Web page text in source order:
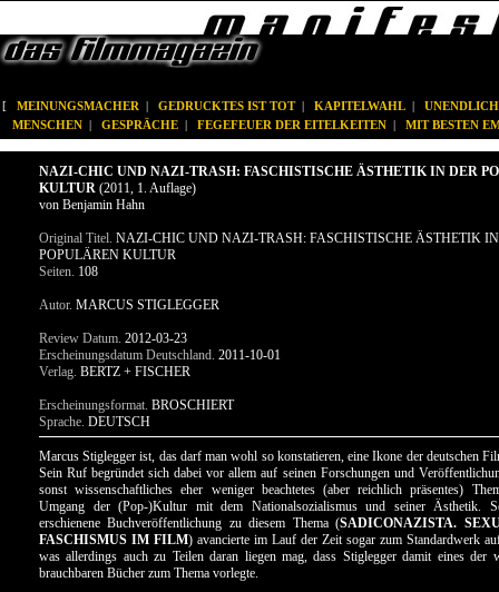
[ MEINUNGSMACHER | GEDRUCKTES IST TOT| KAPITELWAHL |
MENSCHEN | GESPRÄCHE | FEGEFEUER DER EITELKEITEN | MIT BESTEN
NAZI-CHIC UND NAZI-TRASH: FASCHISTISCHE ÄSTHETIK IN DER
KULTUR (2011, 1. Auflage)
von Benjamin Hahn
Original Titel. NAZI-CHIC UND NAZI-TRASH: FASCHISTISCHE ÄSTHETIK
POPULÄREN KULTUR
Seiten. 108
Autor. MARCUS STIGLEGGER
Review Datum. 2012-03-23
Erscheinungsdatum Deutschland. 2011-10-01
Verlag. BERTZ + FISCHER
Erscheinungsformat. BROSCHIERT
Sprache. DEUTSCH
Marcus Stiglegger ist, das darf man wohl so konstatieren, eine Ikone der deutschen
Sein Ruf begründet sich dabei vor allem auf seinen Forschungen und
sonst wissenschaftliches eher weniger beachtetes (aber reichlich präsentes)
Umgang der (Pop-)Kultur mit dem Nationalsozialismus und seiner Ästhetik.
erschienene Buchveröffentlichung zu diesem Thema (SADICONAZISTA.
FASCHISMUS IM FILM) avancierte im Lauf der Zeit sogar zum Standardwerk
was allerdings auch zu Teilen daran liegen mag, dass Stiglegger damit eines der
brauchbaren Bücher zum Thema vorlegte.